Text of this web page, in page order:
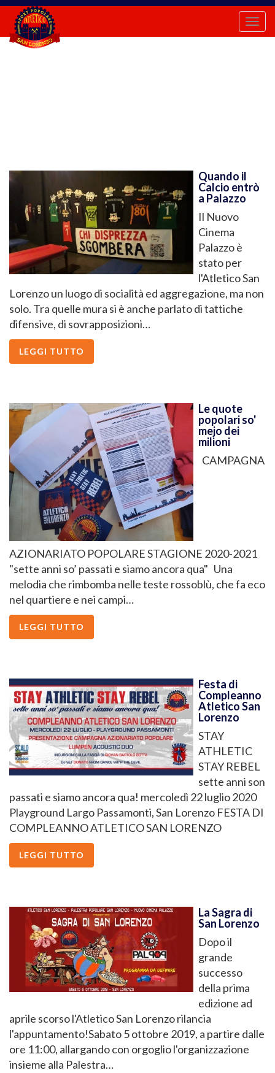
Quando il
Calcio entrò
a Palazzo
Il Nuovo
Cinema
Palazzo è
stato per
l'Atletico San
Lorenzo un luogo di socialità ed aggregazione, ma non
solo. Tra quelle mura si è anche parlato di tattiche
difensive, di sovrapposizioni…
LEGGI TUTTO
Le quote
popolari so'
mejo dei
milioni
CAMPAGNA
AZIONARIATO POPOLARE STAGIONE 2020-2021
"sette anni so’ passati e siamo ancora qua" Una
melodia che rimbomba nelle teste rossoblù, che fa eco
nel quartiere e nei campi…
LEGGI TUTTO
Festa di
Compleanno
Atletico San
Lorenzo
STAY
ATHLETIC
STAY REBEL
sette anni son
passati e siamo ancora qua! mercoledì 22 luglio 2020
Playground Largo Passamonti, San Lorenzo FESTA DI
COMPLEANNO ATLETICO SAN LORENZO
LEGGI TUTTO
La Sagra di
San Lorenzo
Dopo il
grande
successo
della prima
edizione ad
aprile scorso l'Atletico San Lorenzo rilancia
l'appuntamento!Sabato 5 ottobre 2019, a partire dalle
ore 11:00, allargando con orgoglio l'organizzazione
insieme alla Palestra…